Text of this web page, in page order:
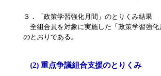
３．「政策学習強化月間」のとりくみ結果
全組合員を対象に実施した「政策学習強
のとおりである。
(2) 重点争議組合支援のとりくみ